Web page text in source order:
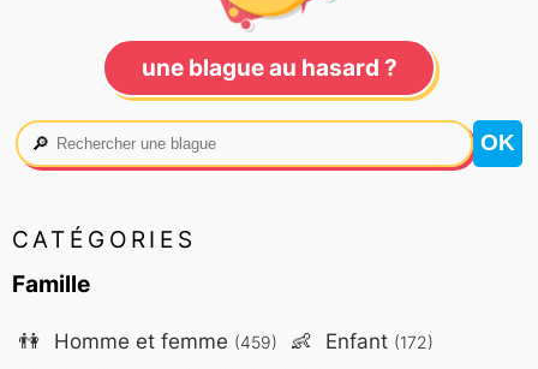
une blague au hasard ?
🔎
CATÉGORIES
Famille
👫 Homme et femme (459) 👶 Enfant (172)